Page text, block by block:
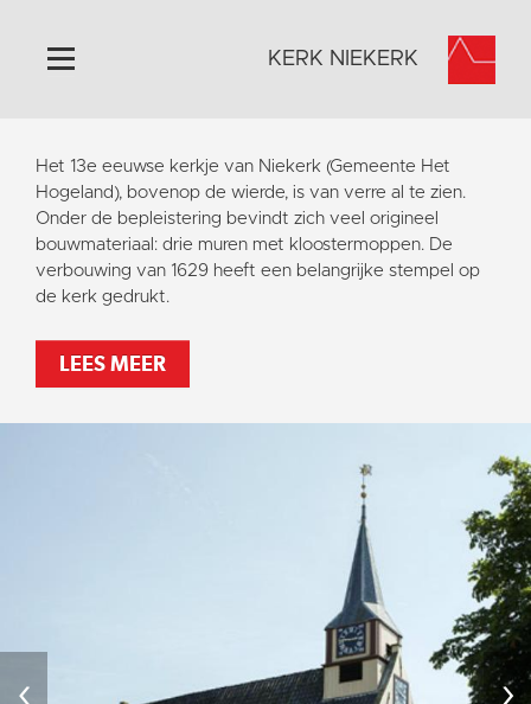
Home
Algemeen
Historie
Omgeving
Activiteiten
Steun ons
Contact
Vaktaal
KERK NIEKERK
Het 13e eeuwse kerkje van Niekerk (Gemeente Het
Hogeland), bovenop de wierde, is van verre al te zien.
Onder de bepleistering bevindt zich veel origineel
bouwmateriaal: drie muren met kloostermoppen. De
verbouwing van 1629 heeft een belangrijke stempel op
de kerk gedrukt.
LEES MEER
‹ ›